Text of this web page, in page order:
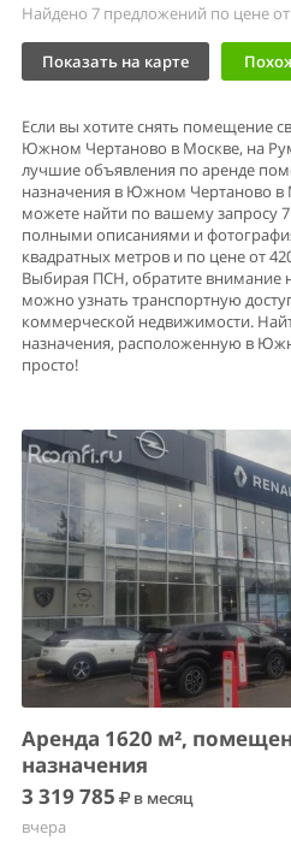
Найдено 7 предложений по цене
Показать на карте
Если вы хотите снять помещение
Южном Чертаново в Москве, на
лучшие объявления по аренде
назначения в Южном Чертаново в
можете найти по вашему запросу
полными описаниями и
квадратных метров и по цене от
Выбирая ПСН, обратите внимание
можно узнать транспортную
коммерческой недвижимости.
назначения, расположенную в
просто!
Аренда 1620 м²,
назначения
3 319 785
в месяц
вчера